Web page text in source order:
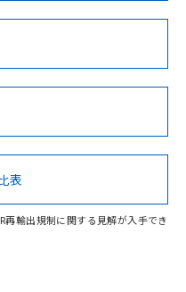
Cd Cr(VI)
性があります。
表
再輸出規制に関する見解が入手でき